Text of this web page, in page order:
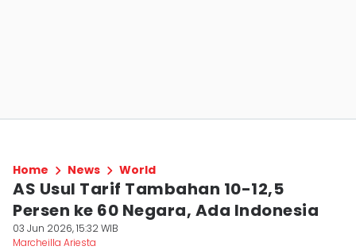
Home News World
AS Usul Tarif Tambahan 10-12,5
Persen ke 60 Negara, Ada Indonesia
03 Jun 2026, 15:32 WIB
Marcheilla Ariesta